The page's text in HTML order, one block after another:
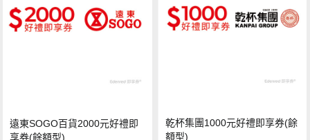
遠東SOGO百貨2000元好禮即
享券(餘額型)
乾杯集團1000元好禮即享券(餘
額型)